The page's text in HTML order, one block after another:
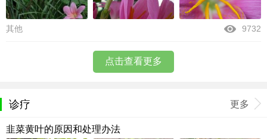
其他 9732
点击查看更多
诊疗 更多
韭菜黄叶的原因和处理办法